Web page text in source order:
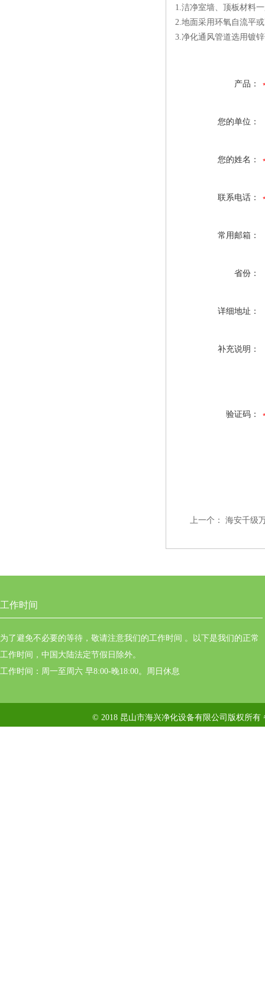
1.洁净室墙、顶板材料
2.地面采用环氧自流平
3.净化通风管道选用镀
产品：
您的单位：
您的姓名：
联系电话：
常用邮箱：
省份：
详细地址：
补充说明：
验证码：
上一个： 海安千级
工作时间
为了避免不必要的等待，敬请注意我们的工作时间 。以下是我们的正常
工作时间，中国大陆法定节假日除外。
工作时间：周一至周六 早8:00-晚18:00。周日休息
© 2018 昆山市海兴净化设备有限公司版权所有